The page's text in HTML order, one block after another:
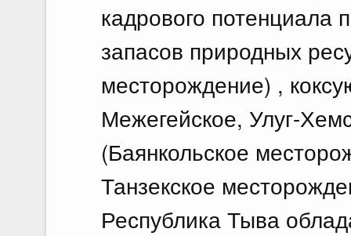
кадрового потенциала
запасов природных
месторождение) ,
Межегейское, Улуг-
(Баянкольское
Танзекское
Республика Тыва